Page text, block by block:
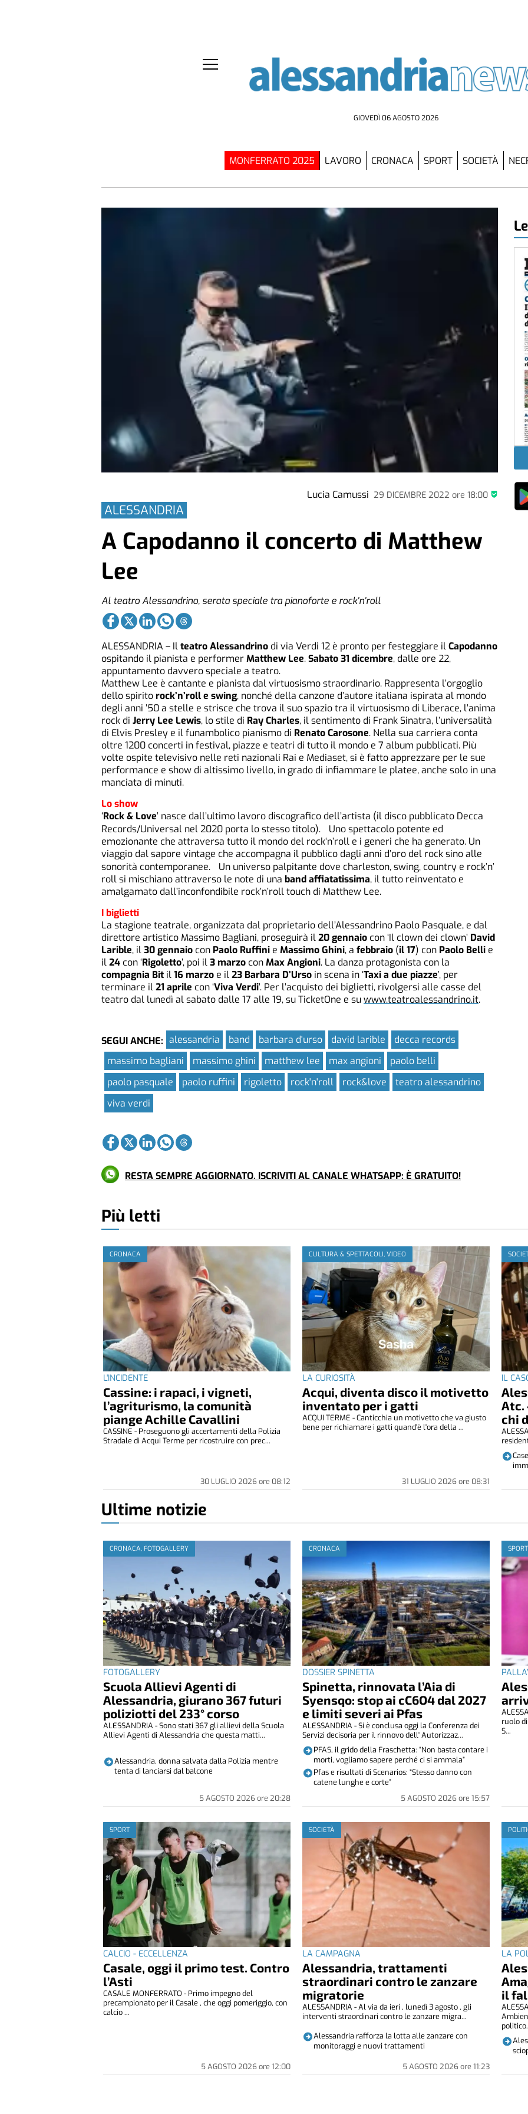
GIOVEDÌ 06 AGOSTO 2026
MONFERRATO 2025 LAVORO CRONACA SPORT SOCIETÀ
Lucia Camussi 29 DICEMBRE 2022ore 18:00
ALESSANDRIA
A Capodanno il concerto di Matthew
Lee
Al teatro Alessandrino, serata speciale tra pianoforte e rock'n'roll
ALESSANDRIA – Ilteatro Alessandrino di via Verdi 12 è pronto per festeggiare ilCapodanno
ospitando il pianista e performerMatthew Lee.Sabato 31 dicembre, dalle ore 22,
appuntamento davvero speciale a teatro.
Matthew Lee è cantante e pianista dal virtuosismo straordinario. Rappresenta l’orgoglio
dello spiritorock’n’roll e swing, nonché della canzone d’autore italiana ispirata al mondo
degli anni ’50 a stelle e strisce che trova il suo spazio tra il virtuosismo di Liberace, l’anima
rock di Jerry Lee Lewis, lo stile di Ray Charles, il sentimento di Frank Sinatra, l’universalità
di Elvis Presley e il funambolico pianismo di Renato Carosone. Nella sua carriera conta
oltre 1200 concerti in festival, piazze e teatri di tutto il mondo e 7 album pubblicati. Più
volte ospite televisivo nelle reti nazionali Rai e Mediaset, si è fatto apprezzare per le sue
performance e show di altissimo livello, in grado di infiammare le platee, anche solo in una
manciata di minuti.
Lo show
‘Rock & Love’ nasce dall’ultimo lavoro discografico dell’artista (il disco pubblicato Decca
Records/Universal nel 2020 porta lo stesso titolo). Uno spettacolo potente ed
emozionante che attraversa tutto il mondo del rock‘n’roll e i generi che ha generato. Un
viaggio dal sapore vintage che accompagna il pubblico dagli anni d’oro del rock sino alle
sonorità contemporanee. Un universo palpitante dove charleston, swing, country e rock’n’
roll si mischiano attraverso le note di una band affiatatissima, il tutto reinventato e
amalgamato dall’inconfondibile rock’n’roll touch di Matthew Lee.
I biglietti
La stagione teatrale, organizzata dal proprietario dell’Alessandrino Paolo Pasquale, e dal
direttore artistico Massimo Bagliani, proseguirà il20 gennaio con ‘Il clown dei clown’ David
Larible, il30 gennaio con Paolo Ruffini e Massimo Ghini, a febbraio (il 17) con Paolo Belli e
il24 con ‘Rigoletto’, poi il3 marzo conMax Angioni. La danza protagonista con la
compagnia Bit il16 marzo e il23 Barbara D’Urso in scena in ‘Taxi a due piazze’, per
terminare il21 aprile con ‘Viva Verdi’. Per l’acquisto dei biglietti, rivolgersi alle casse del
teatro dal lunedì al sabato dalle 17 alle 19, su TicketOne e suwww.teatroalessandrino.it.
SEGUI ANCHE: alessandria band barbara d'urso david larible
decca records
massimo bagliani
massimo ghini matthew lee max angioni
paolo belli
paolo pasquale
paolo ruffini rigoletto rock'n'roll rock&love
teatro alessandrino
viva verdi
RESTA SEMPRE AGGIORNATO. ISCRIVITI AL CANALE WHATSAPP: È GRATUITO!
Più letti
CRONACA
L'INCIDENTE
Cassine: i rapaci, i vigneti,
l’agriturismo, la comunità
piange Achille Cavallini
30 LUGLIO 2026ore 08:12
CASSINE - Proseguono gli accertamenti della Polizia
Stradale di Acqui Terme per ricostruire con prec...
CULTURA & SPETTACOLI, VIDEO
LA CURIOSITÀ
Acqui, diventa disco il motivetto
inventato per i gatti
31 LUGLIO 2026ore 08:31
ACQUI TERME - Canticchia un motivetto che va giusto
bene per richiamare i gatti quand'è l'ora della ...
IL
Atc.
chi
Ultime notizie
CRONACA, FOTOGALLERY
FOTOGALLERY
Scuola Allievi Agenti di
Alessandria, giurano 367 futuri
poliziotti del 233° corso
5 AGOSTO 2026ore 20:28
ALESSANDRIA - Sono stati 367 gli allievi della Scuola
Allievi Agenti di Alessandria che questa matti...
Alessandria, donna salvata dalla Polizia mentre
tenta di lanciarsi dal balcone
CRONACA
DOSSIER SPINETTA
Spinetta, rinnovata l’Aia di
Syensqo: stop ai cC6O4 dal 2027
e limiti severi ai Pfas
5 AGOSTO 2026ore 15:57
ALESSANDRIA - Si è conclusa oggi la Conferenza dei
Servizi decisoria per il rinnovo dell' Autorizzaz...
PFAS, il grido della Fraschetta: “Non basta contare i
morti, vogliamo sapere perché ci si ammala”
Pfas e risultati di Scenarios: “Stesso danno con
catene lunghe e corte”
SPORT
ruolo
S...
SPORT
CALCIO - ECCELLENZA
Casale, oggi il primo test. Contro
l’Asti
5 AGOSTO 2026ore 12:00
CASALE MONFERRATO - Primo impegno del
precampionato per il Casale , che oggi pomeriggio, con
calcio ...
SOCIETÀ
LA CAMPAGNA
Alessandria, trattamenti
straordinari contro le zanzare
migratorie
5 AGOSTO 2026ore 11:23
ALESSANDRIA - Al via da ieri , lunedì 3 agosto , gli
interventi straordinari contro le zanzare migra...
Alessandria rafforza la lotta alle zanzare con
monitoraggi e nuovi trattamenti
LA
il